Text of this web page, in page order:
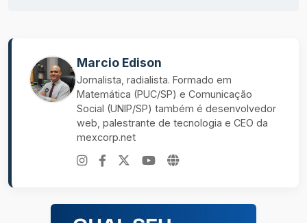
Marcio Edison
Jornalista, radialista. Formado em
Matemática (PUC/SP) e Comunicação
Social (UNIP/SP) também é desenvolvedor
web, palestrante de tecnologia e CEO da
mexcorp.net